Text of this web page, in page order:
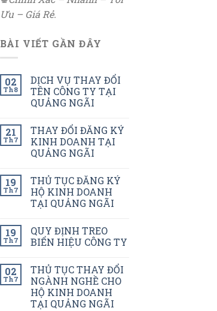
Ưu – Giá Rẻ.
BÀI VIẾT GẦN ĐÂY
02
Th8
DỊCH VỤ THAY ĐỔI
TÊN CÔNG TY TẠI
QUẢNG NGÃI
21
Th7
THAY ĐỔI ĐĂNG KÝ
KINH DOANH TẠI
QUẢNG NGÃI
19
Th7
THỦ TỤC ĐĂNG KÝ
HỘ KINH DOANH
TẠI QUẢNG NGÃI
19
Th7
QUY ĐỊNH TREO
BIỂN HIỆU CÔNG TY
02
Th7
THỦ TỤC THAY ĐỔI
NGÀNH NGHỀ CHO
HỘ KINH DOANH
TẠI QUẢNG NGÃI